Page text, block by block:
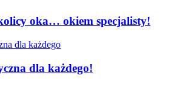
oka… okiem specjalisty!
dla każdego!